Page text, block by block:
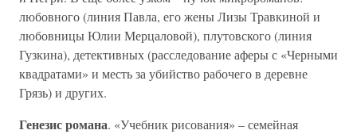
любовного (линия Павла, его жены Лизы Травкиной и
любовницы Юлии Мерцаловой), плутовского (линия
Гузкина), детективных (расследование аферы с «Черными
квадратами» и месть за убийство рабочего в деревне
Грязь) и других.
Генезис романа. «Учебник рисования» – семейная